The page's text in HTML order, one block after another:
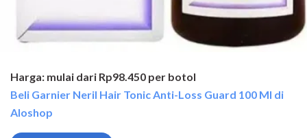
Harga: mulai dari Rp98.450 per botol
Beli Garnier Neril Hair Tonic Anti-Loss Guard 100 Ml di
Aloshop